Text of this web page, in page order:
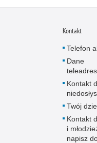
Kontakt
Telefon
Dane
Kontakt
Twój
Kontakt
i
napisz